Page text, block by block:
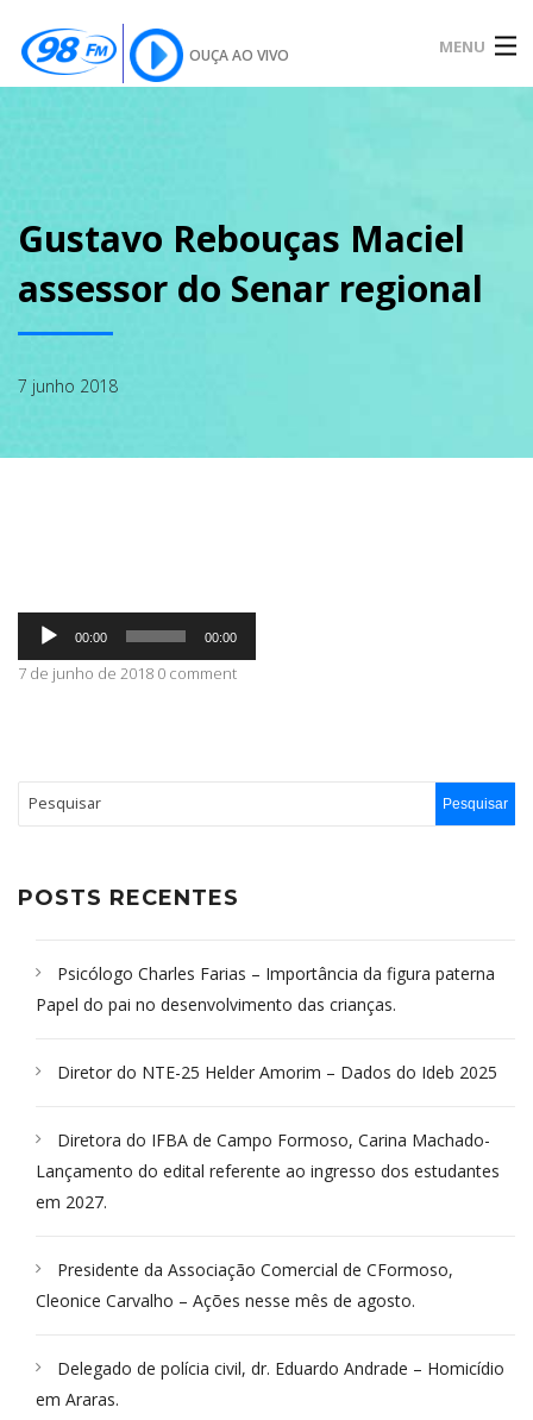
OUÇA AO VIVO MENU
SOBRE
PODCAST
CONTATO
Gustavo Rebouças Maciel
assessor do Senar regional
7 junho 2018
Tocador
áudio
00:00 00:00
7 de junho de 2018 0 comment
POSTS RECENTES
Psicólogo Charles Farias – Importância da figura paterna
Papel do pai no desenvolvimento das crianças.
Diretor do NTE-25 Helder Amorim – Dados do Ideb 2025
Diretora do IFBA de Campo Formoso, Carina Machado-
Lançamento do edital referente ao ingresso dos estudantes
em 2027.
Presidente da Associação Comercial de CFormoso,
Cleonice Carvalho – Ações nesse mês de agosto.
Delegado de polícia civil, dr. Eduardo Andrade – Homicídio
em Araras.